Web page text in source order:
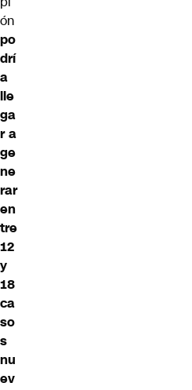
ón
po
drí
a
lle
ga
r a
ge
ne
rar
en
tre
12
y
18
ca
so
s
nu
ev